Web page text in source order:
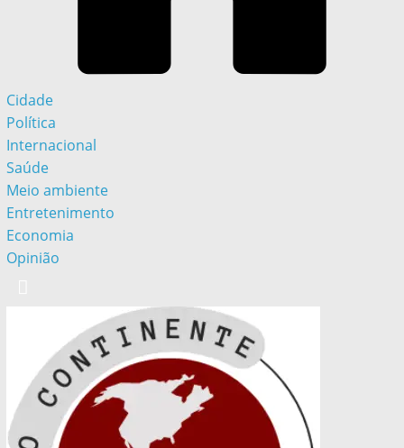
Cidade
Política
Internacional
Saúde
Meio ambiente
Entretenimento
Economia
Opinião